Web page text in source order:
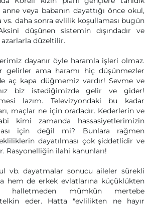
veya babanın dayattığı önce okul,
vs. daha sonra evlilik koşullaması bugün
düşünen sistemin dışındadır ve
azarlarla düzeltilir.
dayanır öyle haramla işleri olmaz.
gelirler ama haramı hiç düşünmezler
aç kapa düğmemiz vardır! Sevme ve
biz istediğimizde gelir ve gider!
lazım. Televizyondaki bu kadar
maçlar ne için oradadır. Kederlerin ve
kimi zamanda hassasiyetlerimizin
için değil mi? Bunlara rağmen
dayatılması çok şiddetlidir ve
Rasyonelliğin ilahi kanunları!
vb. dayatmalar sonucu aileler sürekli
hem de erkek evlatlarına küçüklükten
halletmeden mümkün mertebe
eder. Hatta "evlilikten ne hayır